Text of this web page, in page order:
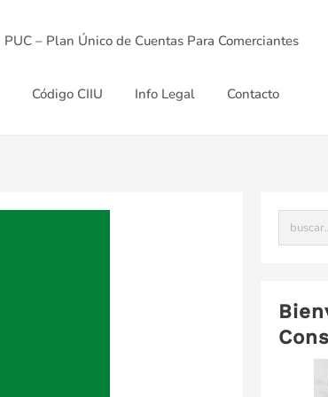
PUC – Plan Único de Cuentas Para Comerciantes
Código CIIU Info Legal Contacto